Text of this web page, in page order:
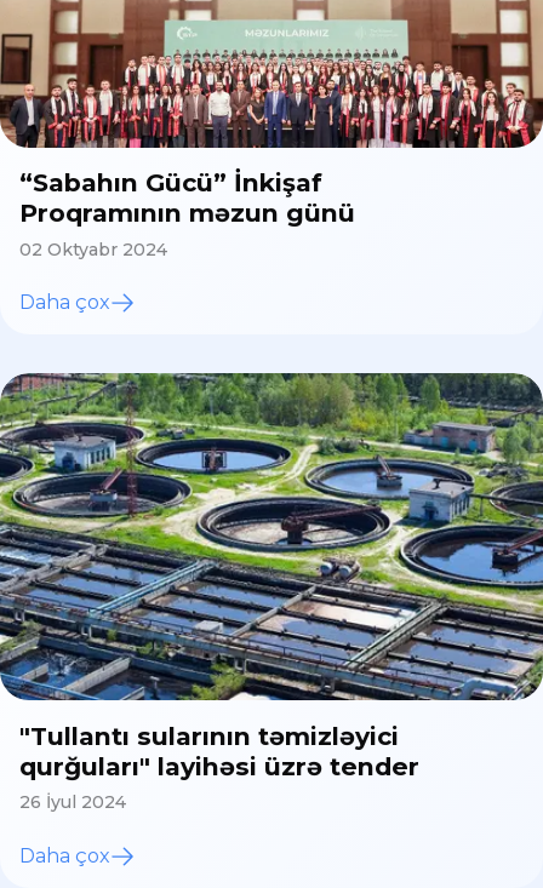
“Sabahın Gücü” İnkişaf
Proqramının məzun günü
02 Oktyabr 2024
Daha çox
"Tullantı sularının təmizləyici
qurğuları" layihəsi üzrə tender
26 İyul 2024
Daha çox